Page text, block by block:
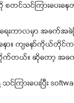
စတင်သင်ကြားပေးန
ေးကာလမှာ အခက်အခဲ
နော။ ကျနော်ကိုယ်
တယ်။ ဆိုတော့ အခက်အ
ကြားပေးပြီး